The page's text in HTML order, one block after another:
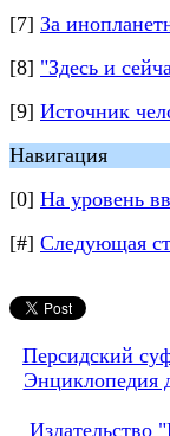
[7] За
[8] "Здесь и
[9] Источник
Навигация
[0] На уровень
[#] Следующая
Персидский
Энциклопедия
Издательство